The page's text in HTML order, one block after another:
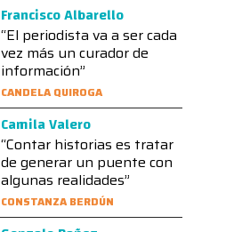
Francisco Albarello
“El periodista va a ser cada
vez más un curador de
información”
CANDELA QUIROGA
Camila Valero
“Contar historias es tratar
de generar un puente con
algunas realidades”
CONSTANZA BERDÚN